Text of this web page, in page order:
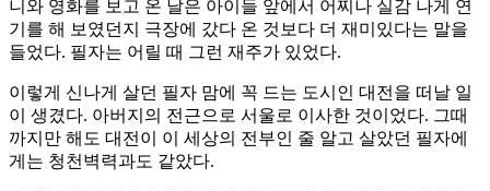
니와 영화를 보고 온 날은 아이들 앞에서 어찌나 실감 나게 연
기를 해 보였던지 극장에 갔다 온 것보다 더 재미있다는 말을
들었다. 필자는 어릴 때 그런 재주가 있었다.
이렇게 신나게 살던 필자 맘에 꼭 드는 도시인 대전을 떠날 일
이 생겼다. 아버지의 전근으로 서울로 이사한 것이었다. 그때
까지만 해도 대전이 이 세상의 전부인 줄 알고 살았던 필자에
게는 청천벽력과도 같았다.